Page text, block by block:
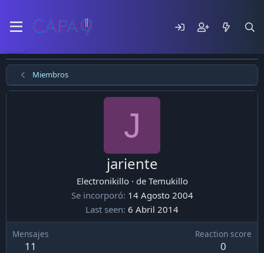
Miembros
J
jariente
Electronikillo · de Temukillo
Se incorporó 14 Agosto 2004
Last seen 6 Abril 2014
Mensajes
11
Reaction score
0